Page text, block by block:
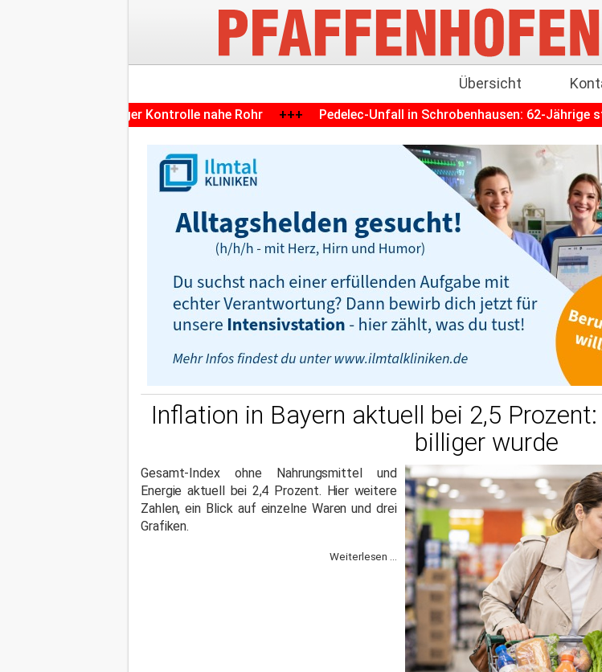
Übersicht
gestriger Kontrolle nahe Rohr +++ Pedelec-Unfall in Schrobenhausen: 62-Jährige stürzt bei
Inflation in Bayern aktuell bei 2,5
billiger wurde
Gesamt-Index ohne Nahrungsmittel und
Energie aktuell bei 2,4 Prozent. Hier weitere
Zahlen, ein Blick auf einzelne Waren und drei
Grafiken.
Weiterlesen ...